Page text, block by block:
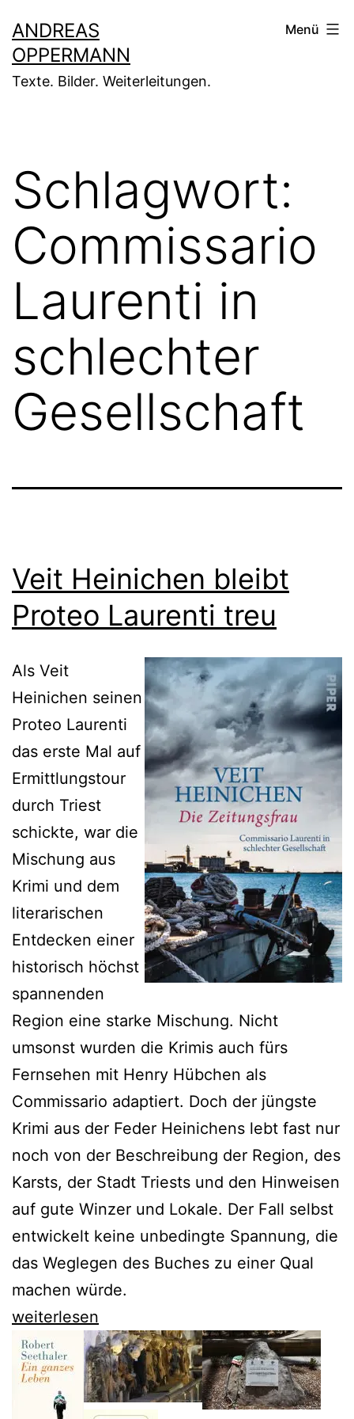
Inhalt
springen
ANDREAS
OPPERMANN
Texte. Bilder. Weiterleitungen.
Menü
Schlagwort:
Commissario
Laurenti in
schlechter
Gesellschaft
Veit Heinichen bleibt
Proteo Laurenti treu
Als Veit
Heinichen seinen
Proteo Laurenti
das erste Mal auf
Ermittlungstour
durch Triest
schickte, war die
Mischung aus
Krimi und dem
literarischen
Entdecken einer
historisch höchst
spannenden
Region eine starke Mischung. Nicht
umsonst wurden die Krimis auch fürs
Fernsehen mit Henry Hübchen als
Commissario adaptiert. Doch der jüngste
Krimi aus der Feder Heinichens lebt fast nur
noch von der Beschreibung der Region, des
Karsts, der Stadt Triests und den Hinweisen
auf gute Winzer und Lokale. Der Fall selbst
entwickelt keine unbedingte Spannung, die
das Weglegen des Buches zu einer Qual
machen würde.
Veit
Heinichen
bleibt
Proteo
weiterlesen